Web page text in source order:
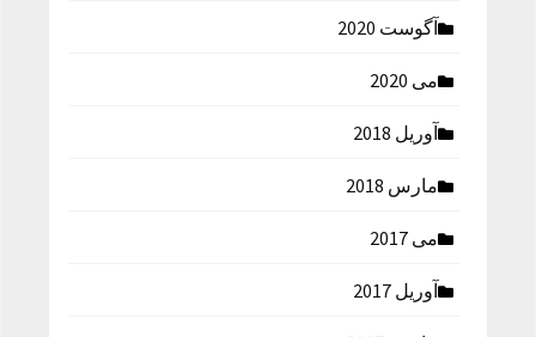
آگوست 2020
می 2020
آوریل 2018
مارس 2018
می 2017
آوریل 2017